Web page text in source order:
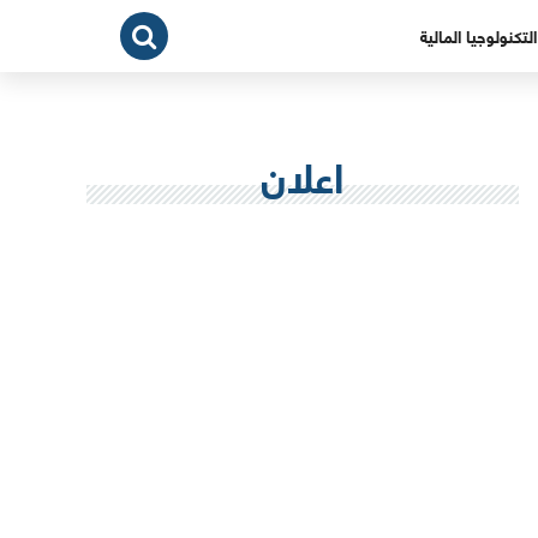
التكنولوجيا المالية
اعلان